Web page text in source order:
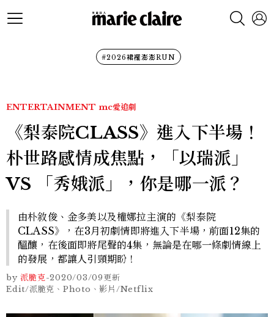
#2026裙襬澎澎RUN
ENTERTAINMENT mc愛追劇
《梨泰院CLASS》進入下半場！
朴世路感情成焦點，「以瑞派」
VS 「秀娥派」，你是哪一派？
由朴敘俊、金多美以及權娜拉主演的《梨泰院
CLASS》，在3月初劇情即將進入下半場，前面12集的
醞釀，在後面即將尾聲的4集，無論是在哪一條劇情線上
的發展，都讓人引頸期盼！
by 派脆克-2020/03/09更新
Edit/派脆克、Photo、影片/Netflix